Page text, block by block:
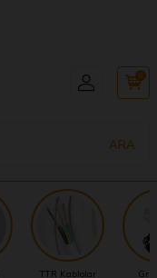
ARA
0
TTR Kablolar